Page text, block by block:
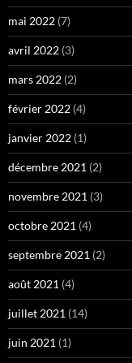
mai 2022 (7)
avril 2022 (3)
mars 2022 (2)
février 2022 (4)
janvier 2022 (1)
décembre 2021 (2)
novembre 2021 (3)
octobre 2021 (4)
septembre 2021 (2)
août 2021 (4)
juillet 2021 (14)
juin 2021 (1)